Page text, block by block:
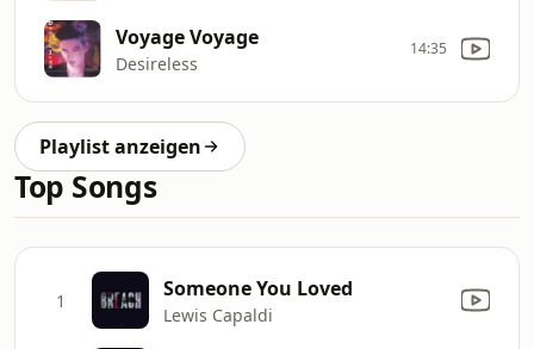
Voyage Voyage
Desireless
14:35
Playlist anzeigen
Top Songs
1 Someone You Loved
Lewis Capaldi